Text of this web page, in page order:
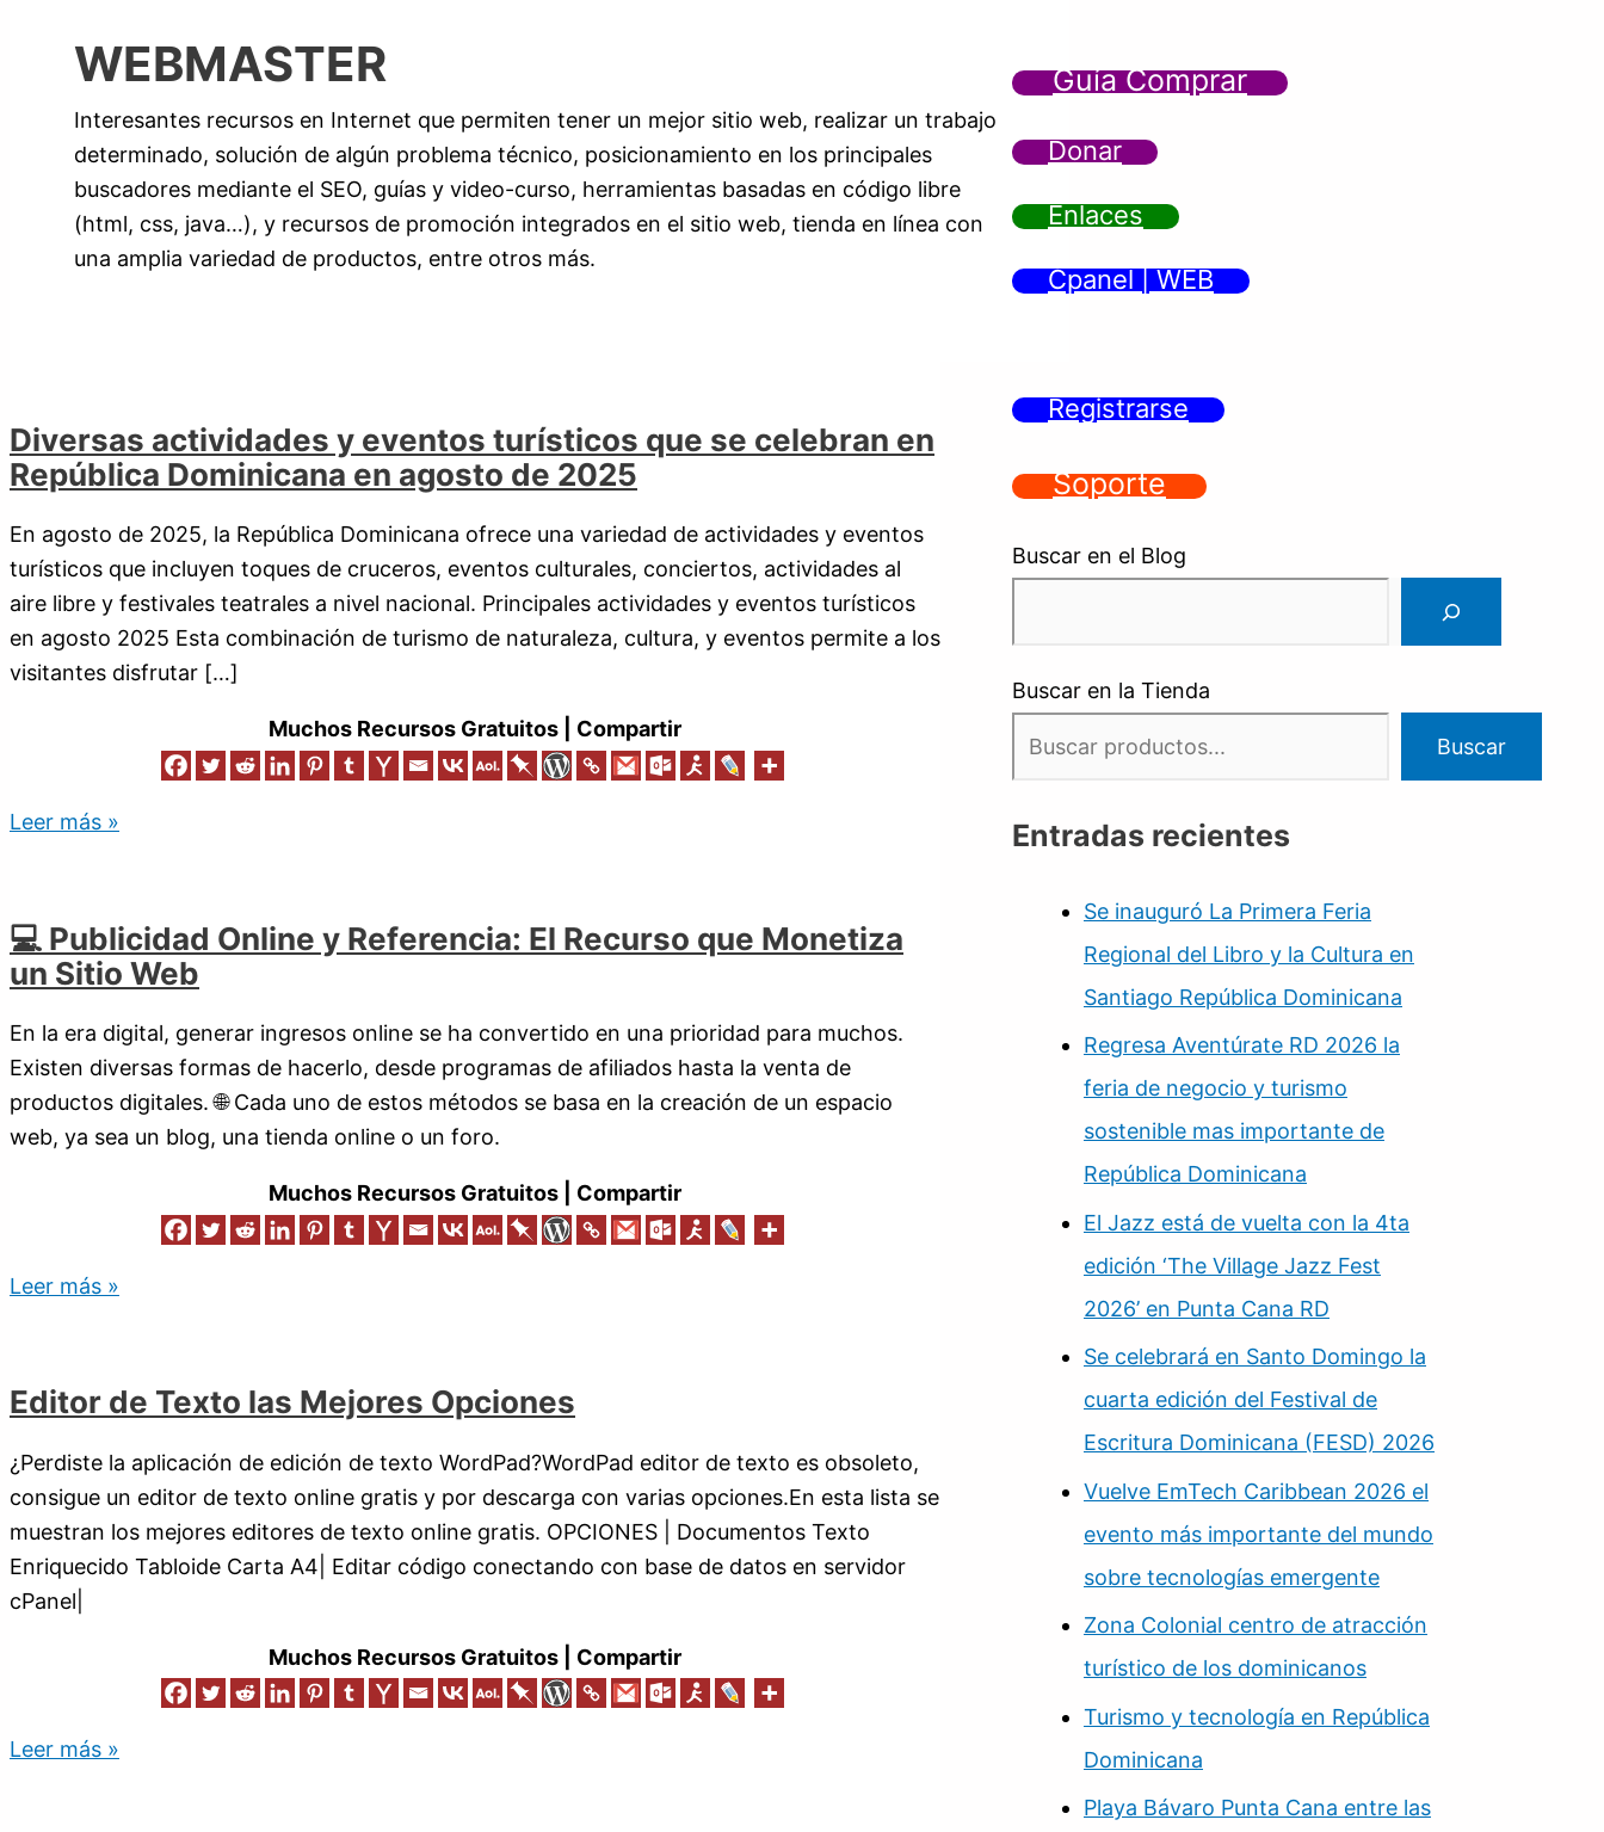
WEBMASTER
Interesantes recursos en Internet que permiten tener un mejor sitio web, realizar un trabajo
determinado, solución de algún problema técnico, posicionamiento en los principales
buscadores mediante el SEO, guías y video-curso, herramientas basadas en código libre
(html, css, java…), y recursos de promoción integrados en el sitio web, tienda en línea con
una amplia variedad de productos, entre otros más.
Diversas actividades y eventos turísticos que se celebran en
República Dominicana en agosto de 2025
En agosto de 2025, la República Dominicana ofrece una variedad de actividades y eventos
turísticos que incluyen toques de cruceros, eventos culturales, conciertos, actividades al
aire libre y festivales teatrales a nivel nacional. Principales actividades y eventos turísticos
en agosto 2025 Esta combinación de turismo de naturaleza, cultura, y eventos permite a los
visitantes disfrutar […]
Muchos Recursos Gratuitos | Compartir
Leer más »
💻 Publicidad Online y Referencia: El Recurso que Monetiza
un Sitio Web
En la era digital, generar ingresos online se ha convertido en una prioridad para muchos.
Existen diversas formas de hacerlo, desde programas de afiliados hasta la venta de
productos digitales. 🌐 Cada uno de estos métodos se basa en la creación de un espacio
web, ya sea un blog, una tienda online o un foro.
Muchos Recursos Gratuitos | Compartir
Leer más »
Editor de Texto las Mejores Opciones
¿Perdiste la aplicación de edición de texto WordPad?WordPad editor de texto es obsoleto,
consigue un editor de texto online gratis y por descarga con varias opciones.En esta lista se
muestran los mejores editores de texto online gratis. OPCIONES | Documentos Texto
Enriquecido Tabloide Carta A4| Editar código conectando con base de datos en servidor
cPanel|
Muchos Recursos Gratuitos | Compartir
Leer más »
Guía Comprar
Donar
Enlaces
Cpanel | WEB
Registrarse
Soporte
Buscar en el Blog
Buscar en la Tienda
Buscar
Entradas recientes
Se inauguró La Primera Feria
Regional del Libro y la Cultura en
Santiago República Dominicana
Regresa Aventúrate RD 2026 la
feria de negocio y turismo
sostenible mas importante de
República Dominicana
El Jazz está de vuelta con la 4ta
edición ‘The Village Jazz Fest
2026’ en Punta Cana RD
Se celebrará en Santo Domingo la
cuarta edición del Festival de
Escritura Dominicana (FESD) 2026
Vuelve EmTech Caribbean 2026 el
evento más importante del mundo
sobre tecnologías emergente
Zona Colonial centro de atracción
turístico de los dominicanos
Turismo y tecnología en República
Dominicana
Playa Bávaro Punta Cana entre las